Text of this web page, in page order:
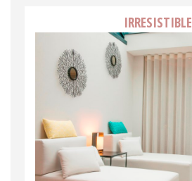
IRRESISTIBLE